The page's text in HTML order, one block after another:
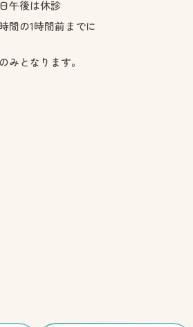
午後は休診
間の1時間前までに
となります。